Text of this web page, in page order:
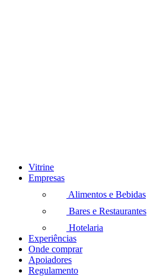
Vitrine
Empresas
Alimentos e Bebidas
Bares e Restaurantes
Hotelaria
Experiências
Onde comprar
Apoiadores
Regulamento